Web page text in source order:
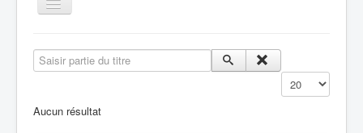
Toggle
Navigation
Aviation Commerciale
Saisir partie du titre
Affichage #
Aucun résultat